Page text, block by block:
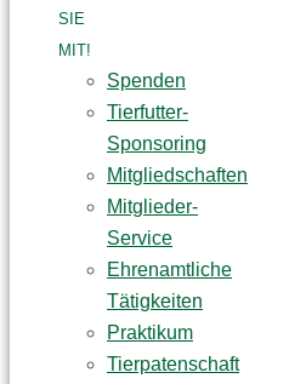
SIE
MIT!
Spenden
Tierfutter-
Sponsoring
Mitgliedschaften
Mitglieder-
Service
Ehrenamtliche
Tätigkeiten
Praktikum
Tierpatenschaft